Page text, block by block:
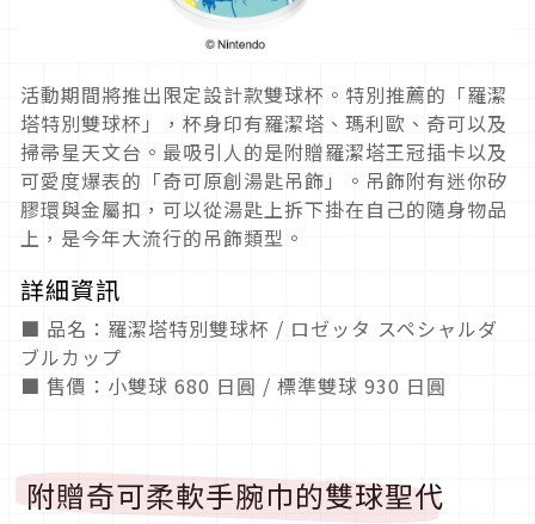
活動期間將推出限定設計款雙球杯。特別推薦的「羅潔
塔特別雙球杯」，杯身印有羅潔塔、瑪利歐、奇可以及
掃帚星天文台。最吸引人的是附贈羅潔塔王冠插卡以及
可愛度爆表的「奇可原創湯匙吊飾」。吊飾附有迷你矽
膠環與金屬扣，可以從湯匙上拆下掛在自己的隨身物品
上，是今年大流行的吊飾類型。
詳細資訊
■ 品名：羅潔塔特別雙球杯 / ロゼッタ スペシャルダ
ブルカップ
■ 售價：小雙球 680 日圓 / 標準雙球 930 日圓
附贈奇可柔軟手腕巾的雙球聖代